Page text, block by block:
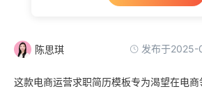
陈思琪 发布于2025-
这款电商运营求职简历模板专为渴望在电